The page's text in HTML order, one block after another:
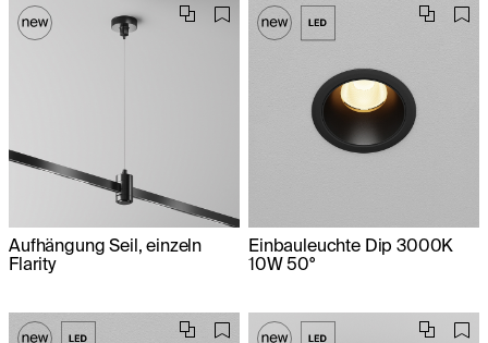
Aufhängung Seil, einzeln
Flarity
Einbauleuchte Dip 3000K
10W 50°